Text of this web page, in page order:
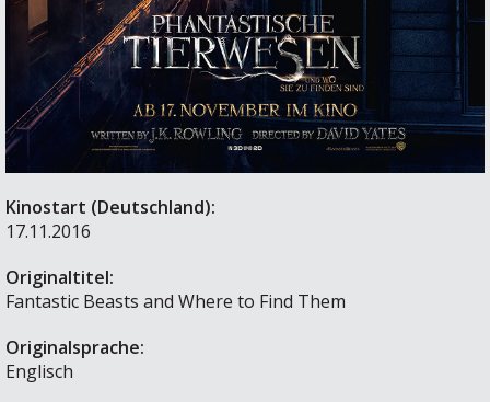
Kinostart (Deutschland):
17.11.2016
Originaltitel:
Fantastic Beasts and Where to Find Them
Originalsprache:
Englisch